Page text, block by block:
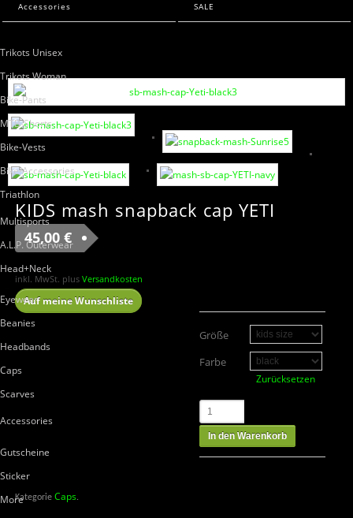
Bike
Trikots Unisex
Trikots Woman
Bike-Pants
MTB-Shorts
Bike-Vests
Bike-Accessories
Triathlon
Multisports
A.L.P. Outerwear
Head+Neck
Eyewear
Beanies
Headbands
Caps
Scarves
Accessories
Gutscheine
Sticker
More
Accessories SALE
KIDS mash snapback cap YETI
45,00 €
inkl. MwSt. plus Versandkosten
Größe
Farbe
Zurücksetzen
In den Warenkorb
Auf meine Wunschliste
Kategorie Caps.